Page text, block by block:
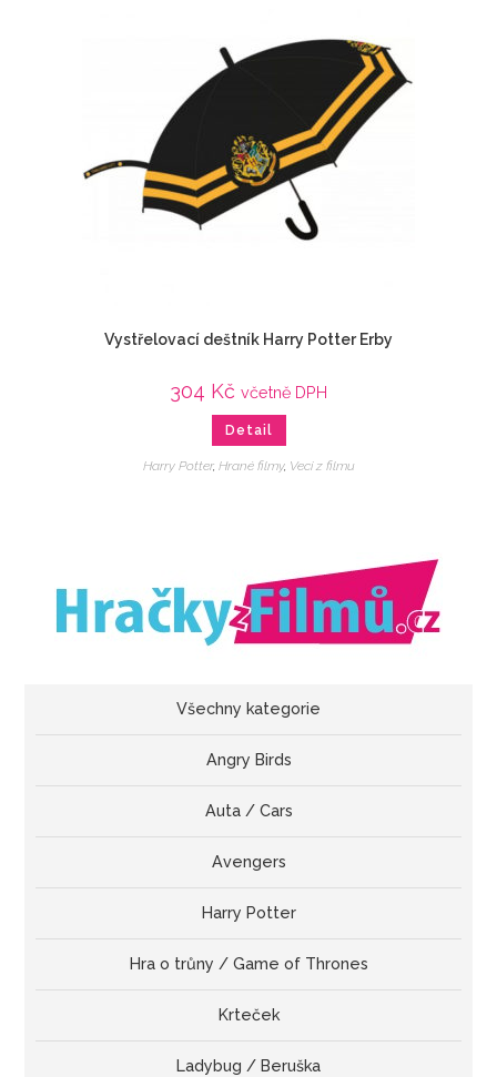
Vystřelovací deštník Harry Potter Erby
304 Kč včetně DPH
Detail
Harry Potter, Hrané filmy, Veci z filmu
Všechny kategorie
Angry Birds
Auta / Cars
Avengers
Harry Potter
Hra o trůny / Game of Thrones
Krteček
Ladybug / Beruška